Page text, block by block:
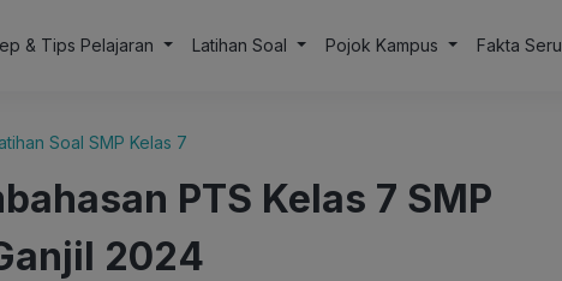
& Tips Pelajaran Latihan Soal Pojok Kampus Fakta Seru
Soal SMP Kelas 7
PTS Kelas 7 SMP
2024